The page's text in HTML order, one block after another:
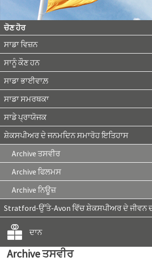
ਚੋਣ ਹੋਰ
ਸਾਡਾ ਵਿਜ਼ਨ
ਸਾਨੂੰ ਕੌਣ ਹਨ
ਸਾਡਾ ਭਾਈਵਾਲ਼
ਸਾਡਾ ਸਮਰਥਕਾ
ਸਾਡੇ ਪ੍ਰਾਯੋਜਕ
ਸ਼ੇਕਸਪੀਅਰ ਦੇ ਜਨਮਦਿਨ ਸਮਾਰੋਹ ਇਤਿਹਾਸ
Archive ਤਸਵੀਰ
Archive ਫਿਲਮਸ
Archive ਨਿਊਜ਼
Stratford-ਉੱਤੇ-Avon ਵਿੱਚ ਸ਼ੇਕਸਪੀਅਰ ਦੇ ਜੀਵਨ
ਦਾਨ
Archive ਤਸਵੀਰ